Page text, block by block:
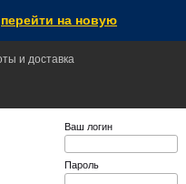
перейти на новую
и доставка
Ваш логин
Пароль